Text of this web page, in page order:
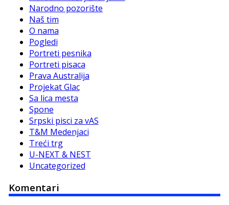
Narodno pozorište
Naš tim
O nama
Pogledi
Portreti pesnika
Portreti pisaca
Prava Australija
Projekat Glac
Sa lica mesta
Spone
Srpski pisci za vAS
T&M Medenjaci
Treći trg
U-NEXT & NEST
Uncategorized
Komentari